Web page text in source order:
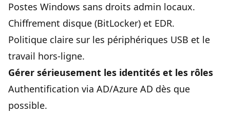
Postes Windows sans droits admin locaux.
Chiffrement disque (BitLocker) et EDR.
Politique claire sur les périphériques USB et le
travail hors-ligne.
Gérer sérieusement les identités et les rôles
Authentification via AD/Azure AD dès que
possible.